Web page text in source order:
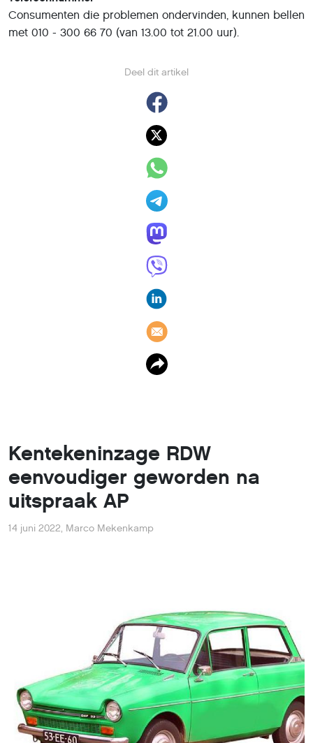
Deel dit artikel
Consumenten die problemen ondervinden, kunnen bellen
met 010 - 300 66 70 (van 13.00 tot 21.00 uur).
Kentekeninzage RDW
eenvoudiger geworden na
uitspraak AP
14 juni 2022, Marco Mekenkamp